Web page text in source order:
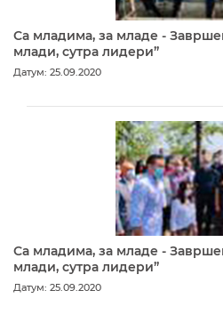
Са младима, за младе -
млади, сутра лидери”
Датум: 25.09.2020
Са младима, за младе -
млади, сутра лидери”
Датум: 25.09.2020